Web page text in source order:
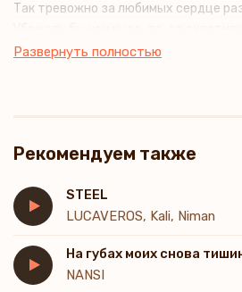
Так тревожно за любимых сердце
За надеждой и любовью впереди.
Жизнь порой нас бьет нещадно,
В полумраке коридоров улыбнулся
Будто рядом он со мной, а не в
Дней летящих осознание это боль,
Все равно ты не изменишь ни
На пределе, стиснув зубы, немой
Развернуть полностью
Рекомендуем также
STEEL
LUCAVEROS, Kali, Niman
NANSI